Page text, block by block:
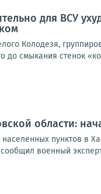
для ВСУ
Колодезя,
смыкания стенок
области:
пунктов в
военный